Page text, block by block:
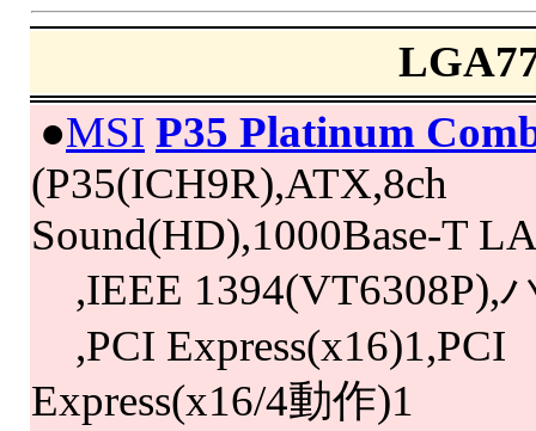
●MSI P35 Platinum
(P35(ICH9R),ATX,8ch
Sound(HD),1000Base-T
,IEEE 1394(VT6308P),
,PCI Express(x16)1,PCI
Express(x16/4動作)1